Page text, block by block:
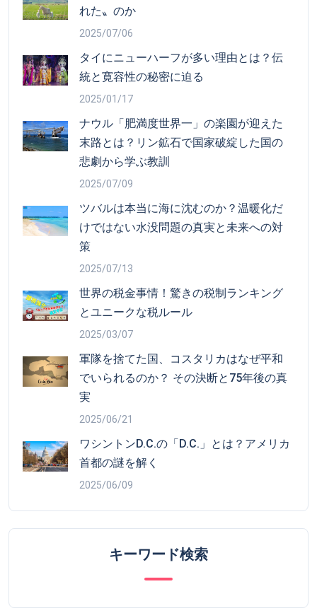
れた〟のか
2025/07/06
タイにニューハーフが多い理由とは？伝
統と寛容性の秘密に迫る
2025/01/17
ナウル「肥満度世界一」の楽園が迎えた
末路とは？リン鉱石で国家破綻した国の
悲劇から学ぶ教訓
2025/07/09
ツバルは本当に海に沈むのか？温暖化だ
けではない水没問題の真実と未来への対
策
2025/07/13
世界の税金事情！驚きの税制ランキング
とユニークな税ルール
2025/03/07
軍隊を捨てた国、コスタリカはなぜ平和
でいられるのか？ その決断と75年後の真
実
2025/06/21
ワシントンD.C.の「D.C.」とは？アメリカ
首都の謎を解く
2025/06/09
キーワード検索